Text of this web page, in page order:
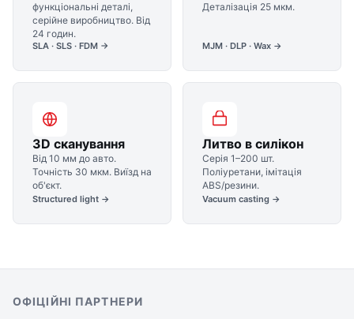
функціональні деталі,
серійне виробництво. Від
24 годин.
SLA · SLS · FDM →
Деталізація 25 мкм.
MJM · DLP · Wax →
3D сканування
Від 10 мм до авто.
Точність 30 мкм. Виїзд на
об'єкт.
Structured light →
Литво в силікон
Серія 1–200 шт.
Поліуретани, імітація
ABS/резини.
Vacuum casting →
ОФІЦІЙНІ ПАРТНЕРИ